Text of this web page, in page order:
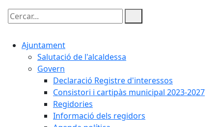
Cercar:
Ajuntament
Salutació de l'alcaldessa
Govern
Declaració Registre d'interessos
Consistori i cartipàs municipal 2023-2027
Regidories
Informació dels regidors